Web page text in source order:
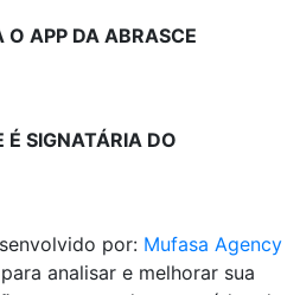
O APP DA ABRASCE
É SIGNATÁRIA DO
por: Mufasa Agency
analisar e melhorar sua